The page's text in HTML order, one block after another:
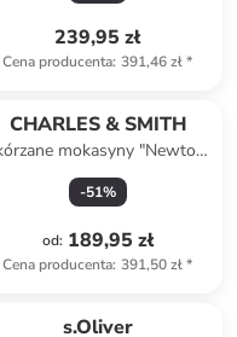
239,95 zł
Cena producenta: 391,46 zł*
CHARLES & SMITH
mokasyny "Newton"
w kolorze jasnobrązowym
-51%
od: 189,95 zł
Cena producenta: 391,50 zł*
s.Oliver